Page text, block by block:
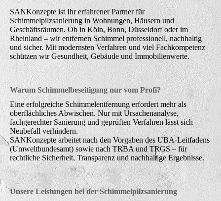
SANKonzepte ist Ihr erfahrener Partner für
Schimmelpilzsanierung in Wohnungen, Häusern und
Geschäftsräumen. Ob in Köln, Bonn, Düsseldorf oder im
Rheinland – wir entfernen Schimmel professionell, nachhaltig
und sicher. Mit modernsten Verfahren und viel Fachkompetenz
schützen wir Gesundheit, Gebäude und Immobilienwerte.
Warum Schimmelbeseitigung nur vom Profi?
Eine erfolgreiche Schimmelentfernung erfordert mehr als
oberflächliches Abwischen. Nur mit Ursachenanalyse,
fachgerechter Sanierung und geprüften Verfahren lässt sich
Neubefall verhindern.
SANKonzepte arbeitet nach den Vorgaben des UBA-Leitfadens
(Umweltbundesamt) sowie nach TRBA und TRGS – für
rechtliche Sicherheit, Transparenz und nachhaltige Ergebnisse.
Unsere Leistungen bei der Schimmelpilzsanierung